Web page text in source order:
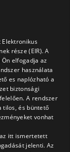
”
után
Elektronikus
része (EIR). A
elfogadja az
használata
es naplózható a
biztonsági
A rendszer
tilos, és büntető
vonhat
itt ismertetett
jelenti. Az